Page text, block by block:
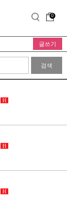
0
글쓰기
검색
H
H
H